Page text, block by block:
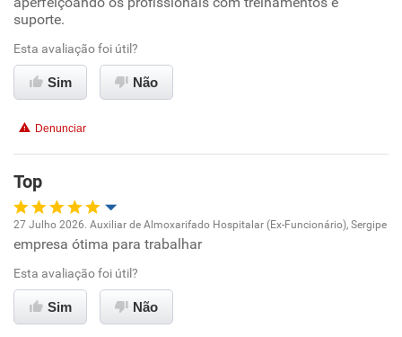
Benefícios
Não recomenda esta empresa
Ambiente de trabalho
Conciliação com a vida familiar
Benefícios
suporte.
Esta avaliação foi útil?
Sim Não
Denunciar
Top
Oportunidade de promoção
Ambiente de trabalho
27 Julho 2026. Auxiliar de Almoxarifado Hospitalar (Ex-Funcionário), Sergipe
empresa ótima para trabalhar
Esta avaliação foi útil?
Sim Não